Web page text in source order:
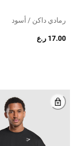
رمادي داكن / أسود
17.00 ر.ع